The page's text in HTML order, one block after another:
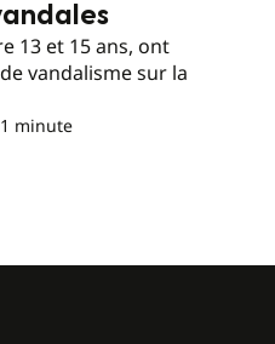
13 et 15 ans, ont
vandalisme sur la
minute